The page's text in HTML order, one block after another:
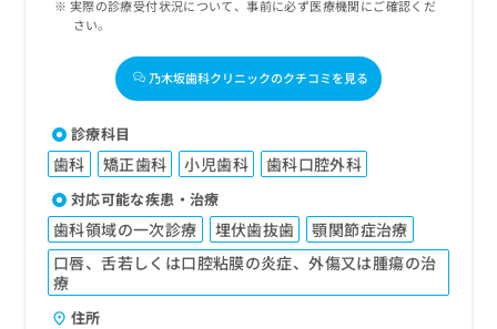
実際の診療受付状況について、事前に必ず医療機関にご確認くだ
さい。
乃木坂歯科クリニックのクチコミを見る
診療科目
歯科 矯正歯科 小児歯科 歯科口腔外科
対応可能な疾患・治療
歯科領域の一次診療 埋伏歯抜歯
顎関節症治療
口唇、舌若しくは口腔粘膜の炎症、外傷又は腫瘍の治
療
住所